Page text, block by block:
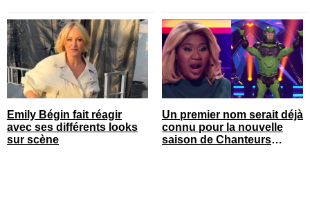
Emily Bégin fait réagir
avec ses différents looks
sur scène
Un premier nom serait déjà
connu pour la nouvelle
saison de Chanteurs